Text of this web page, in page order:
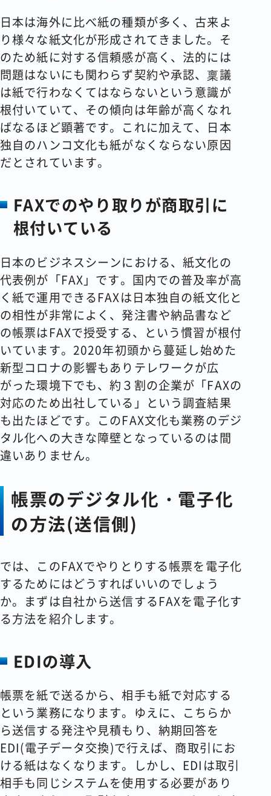
日本は海外に比べ紙の種類が多く、古来よ
り様々な紙文化が形成されてきました。そ
のため紙に対する信頼感が高く、法的には
問題はないにも関わらず契約や承認、稟議
は紙で行わなくてはならないという意識が
根付いていて、その傾向は年齢が高くなれ
ばなるほど顕著です。これに加えて、日本
独自のハンコ文化も紙がなくならない原因
だとされています。
FAXでのやり取りが商取引に
根付いている
日本のビジネスシーンにおける、紙文化の
代表例が「FAX」です。国内での普及率が高
く紙で運用できるFAXは日本独自の紙文化と
の相性が非常によく、発注書や納品書など
の帳票はFAXで授受する、という慣習が根付
いています。2020年初頭から蔓延し始めた
新型コロナの影響もありテレワークが広
がった環境下でも、約３割の企業が「FAXの
対応のため出社している」という調査結果
も出たほどです。このFAX文化も業務のデジ
タル化への大きな障壁となっているのは間
違いありません。
帳票のデジタル化・電子化
の方法(送信側)
では、このFAXでやりとりする帳票を電子化
するためにはどうすればいいのでしょう
か。まずは自社から送信するFAXを電子化す
る方法を紹介します。
EDIの導入
帳票を紙で送るから、相手も紙で対応する
という業務になります。ゆえに、こちらか
ら送信する発注や見積もり、納期回答を
EDI(電子データ交換)で行えば、商取引にお
ける紙はなくなります。しかし、EDIは取引
相手も同じシステムを使用する必要があり